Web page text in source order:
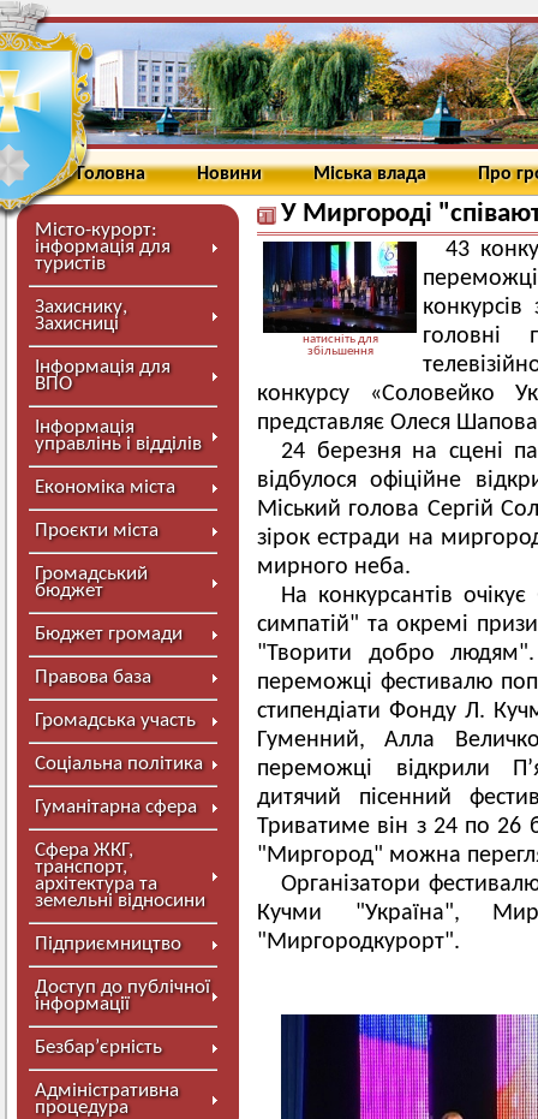
Головна Новини Міська влада Про
Місто-курорт:
інформація для
туристів
Захиснику,
Захисниці
Інформація для
ВПО
Інформація
управлінь і відділів
Економіка міста
Проєкти міста
Громадський
бюджет
Бюджет громади
Правова база
Громадська участь
Соціальна політика
Гуманітарна сфера
Сфера ЖКГ,
транспорт,
архітектура та
земельні відносини
Підприємництво
Доступ до публічної
інформації
Безбар’єрність
Адміністративна
процедура
У Миргороді
натисніть для
збільшення
43
головні
конкурсу «Соловейко
представляє Олеся
24 березня на сцені
відбулося офіційне
Міський голова Сергій
зірок естради на
мирного неба.
На конкурсантів
симпатій" та окремі
"Творити добро
переможці фестивалю
стипендіати Фонду Л.
Гуменний, Алла
переможці відкрили
дитячий пісенний
Триватиме він з 24 по 26
"Миргород" можна
Організатори
Кучми "Україна",
"Миргородкурорт".